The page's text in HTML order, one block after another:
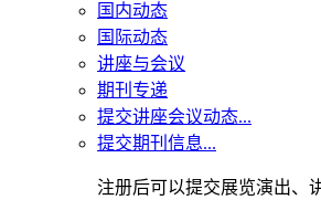
国内动态
国际动态
讲座与会议
期刊专递
提交讲座会议动态...
提交期刊信息...
注册后可以提交展览演出、